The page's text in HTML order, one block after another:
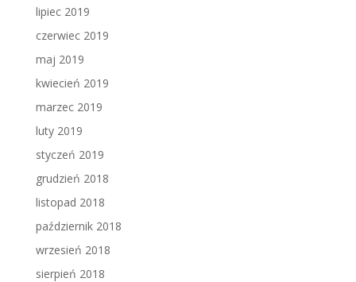
lipiec 2019
czerwiec 2019
maj 2019
kwiecień 2019
marzec 2019
luty 2019
styczeń 2019
grudzień 2018
listopad 2018
październik 2018
wrzesień 2018
sierpień 2018